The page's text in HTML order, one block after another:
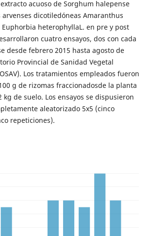
acuoso de Sorghum halepense
arvenses dicotiledóneas Amaranthus
heterophyllaL. en pre y post
cuatro ensayos, dos con cada
desde febrero 2015 hasta agosto de
Provincial de Sanidad Vegetal
Los tratamientos empleados fueron
g de rizomas fraccionadosde la planta
kg de suelo. Los ensayos se dispusieron
aleatorizado 5x5 (cinco
repeticiones).